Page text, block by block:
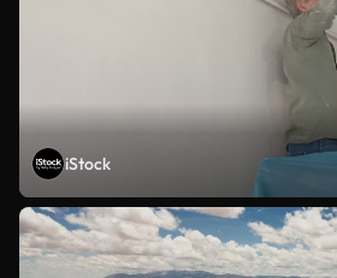
iStock